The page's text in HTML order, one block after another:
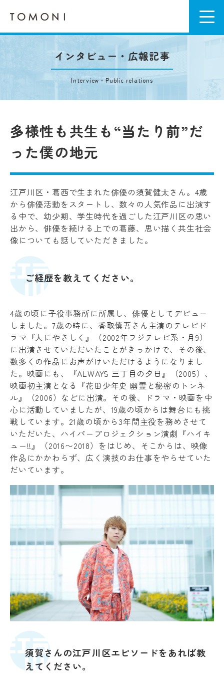
インタビュー・広報記事
Interview・Public relations
多様性も共生も“当たり前”だ
った僕の地元
江戸川区・葛西で生まれた俳優の須賀健太さん。4歳
から俳優活動をスタートし、数々の人気作品に出演す
る中で、幼少期、学生時代を過ごした江戸川区の思い
出から、俳優を続ける上での葛藤、思い描く共生社会
像についても話していただきました。
ご経歴を教えてください。
4歳の頃に子役事務所に所属し、俳優としてデビュー
しました。7歳の時に、香取慎吾さん主演のテレビド
ラマ『人にやさしく』（2002年フジテレビ系・月9）
に出演させていただいたことがきっかけで、その後、
数多くの作品にお声がけいただけるようになりまし
た。映画にも、『ALWAYS 三丁目の夕日』（2005）、
映画初主演となる『花田少年史 幽霊と秘密のトンネ
ル』（2006）などに出演。その後、ドラマ・映画を中
心に活動していましたが、19歳の頃からは舞台にも挑
戦しています。21歳の頃から3年間主役を務めさせて
いただいた、ハイパープロジェクション演劇『ハイキ
ュー!!』（2016〜2018）をはじめ、そこからは、映像
作品にかかわらず、広く演技のお仕事をやらせていた
だいています。
須賀さんの江戸川区エピソードをあれば教
えてください。